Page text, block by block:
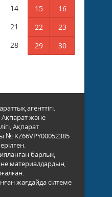
14 15
16
21 22
23
28 29
30
агенттігі.
Ақпарат және
Ақпарат
№ KZ66VPY00052385
барлық
материалдардың
жағдайда сілтеме